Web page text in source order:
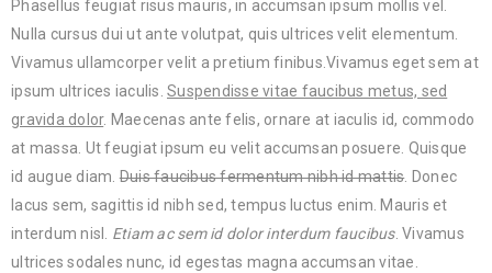
Phasellus feugiat risus mauris, in accumsan ipsum mollis vel.
Nulla cursus dui ut ante volutpat, quis ultrices velit elementum.
Vivamus ullamcorper velit a pretium finibus.Vivamus eget sem at
ipsum ultrices iaculis. Suspendisse vitae faucibus metus, sed
gravida dolor. Maecenas ante felis, ornare at iaculis id, commodo
at massa. Ut feugiat ipsum eu velit accumsan posuere. Quisque
id augue diam.Duis faucibus fermentum nibh id mattis. Donec
lacus sem, sagittis id nibh sed, tempus luctus enim. Mauris et
interdum nisl. Etiam ac sem id dolor interdum faucibus. Vivamus
ultrices sodales nunc, id egestas magna accumsan vitae.